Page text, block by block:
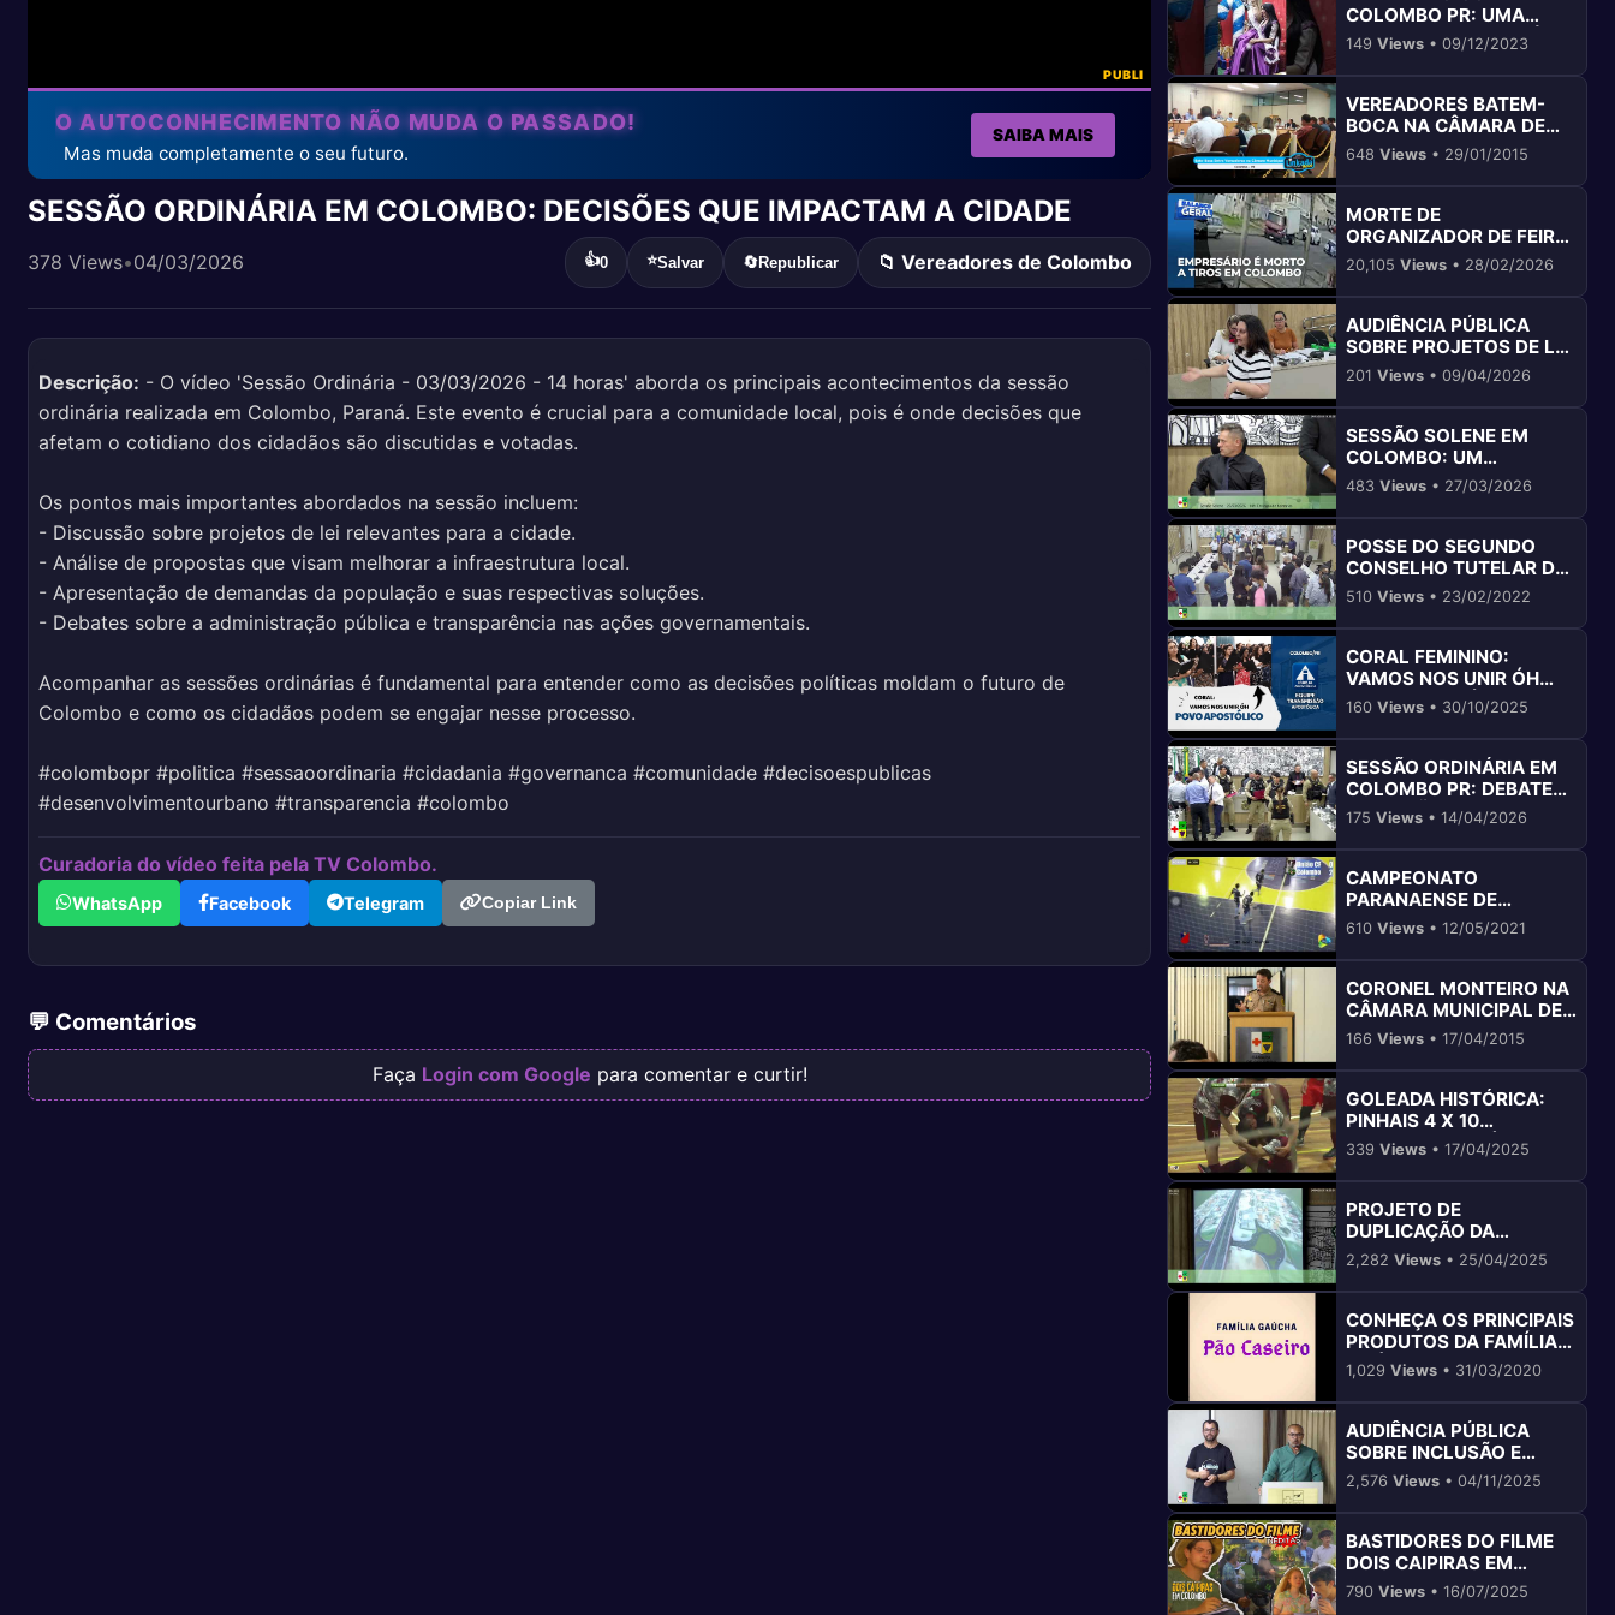
PUBLI
O AUTOCONHECIMENTO NÃO MUDA O PASSADO!
Mas muda completamente o seu futuro.
SAIBA MAIS
SESSÃO ORDINÁRIA EM COLOMBO: DECISÕES QUE IMPACTAM A CIDADE
378 Views•04/03/2026 👍0 ⭐Salvar 🔄Republicar 📁 Vereadores de Colombo
Descrição: - O vídeo 'Sessão Ordinária - 03/03/2026 - 14 horas' aborda os principais acontecimentos da sessão
ordinária realizada em Colombo, Paraná. Este evento é crucial para a comunidade local, pois é onde decisões que
afetam o cotidiano dos cidadãos são discutidas e votadas.
Os pontos mais importantes abordados na sessão incluem:
- Discussão sobre projetos de lei relevantes para a cidade.
- Análise de propostas que visam melhorar a infraestrutura local.
- Apresentação de demandas da população e suas respectivas soluções.
- Debates sobre a administração pública e transparência nas ações governamentais.
Acompanhar as sessões ordinárias é fundamental para entender como as decisões políticas moldam o futuro de
Colombo e como os cidadãos podem se engajar nesse processo.
#colombopr #politica #sessaoordinaria #cidadania #governanca #comunidade #decisoespublicas
#desenvolvimentourbano #transparencia #colombo
Curadoria do vídeo feita pela TV Colombo.
WhatsApp Facebook Telegram Copiar Link
💬 Comentários
Faça Login com Google para comentar e curtir!
COLOMBO PR: UMA
CHEGADA INESQUECÍVEL
149 Views• 09/12/2023
VEREADORES BATEM-
BOCA NA CÂMARA DE
COLOMBO PR
648 Views• 29/01/2015
MORTE DE
ORGANIZADOR DE FEIRA
EM COLOMBO CHOCA A
CIDADE
20,105 Views• 28/02/2026
AUDIÊNCIA PÚBLICA
SOBRE PROJETOS DE LEI
E PLANOS PARA
COLOMBO PR 2027
201 Views• 09/04/2026
SESSÃO SOLENE EM
COLOMBO: UM
MOMENTO DE
CELEBRAÇÃO E
483 Views• 27/03/2026
POSSE DO SEGUNDO
CONSELHO TUTELAR DE
COLOMBO: UM MARCO
IMPORTANTE
510 Views• 23/02/2022
CORAL FEMININO:
VAMOS NOS UNIR ÓH
POVO APOSTÓLICO EM
COLOMBO PR
160 Views• 30/10/2025
SESSÃO ORDINÁRIA EM
COLOMBO PR: DEBATES
E DECISÕES
IMPORTANTES
175 Views• 14/04/2026
CAMPEONATO
PARANAENSE DE
FUTSAL: COLOMBO
FUTSAL VENCE UNIÃO CF
610 Views• 12/05/2021
CORONEL MONTEIRO NA
CÂMARA MUNICIPAL DE
COLOMBO
166 Views• 17/04/2015
GOLEADA HISTÓRICA:
PINHAIS 4 X 10
COLOMBO - ANÁLISE
339 Views• 17/04/2025
PROJETO DE
DUPLICAÇÃO DA
RODOVIA DA UVA EM
COLOMBO PR
2,282 Views• 25/04/2025
CONHEÇA OS PRINCIPAIS
PRODUTOS DA FAMÍLIA
GAÚCHA EM COLOMBO-
PR
1,029 Views• 31/03/2020
AUDIÊNCIA PÚBLICA
SOBRE INCLUSÃO E
ACESSIBILIDADE EM
COLOMBO PR
2,576 Views• 04/11/2025
BASTIDORES DO FILME
DOIS CAIPIRAS EM
COLOMBO: UMA
JORNADA INESQUECÍVEL
790 Views• 16/07/2025